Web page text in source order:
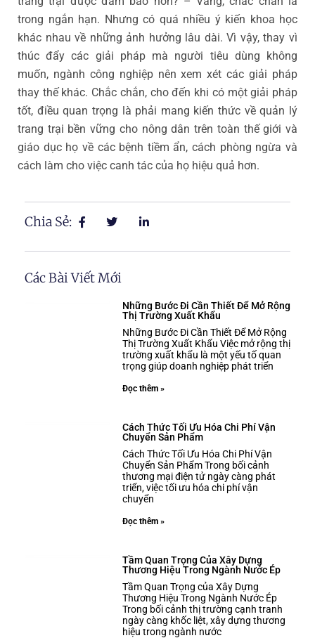
trong ngắn hạn. Nhưng có quá nhiều ý kiến khoa học
khác nhau về những ảnh hưởng lâu dài. Vì vậy, thay vì
thúc đẩy các giải pháp mà người tiêu dùng không
muốn, ngành công nghiệp nên xem xét các giải pháp
thay thế khác. Chắc chắn, cho đến khi có một giải pháp
tốt, điều quan trọng là phải mang kiến thức về quản lý
trang trại bền vững cho nông dân trên toàn thế giới và
giáo dục họ về các bệnh tiềm ẩn, cách phòng ngừa và
cách làm cho việc canh tác của họ hiệu quả hơn.
Chia Sẻ:
Các Bài Viết Mới
Những Bước Đi Cần Thiết Để Mở Rộng
Thị Trường Xuất Khẩu
Những Bước Đi Cần Thiết Để Mở Rộng
Thị Trường Xuất Khẩu Việc mở rộng thị
trường xuất khẩu là một yếu tố quan
trọng giúp doanh nghiệp phát triển
Đọc thêm »
Cách Thức Tối Ưu Hóa Chi Phí Vận
Chuyển Sản Phẩm
Cách Thức Tối Ưu Hóa Chi Phí Vận
Chuyển Sản Phẩm Trong bối cảnh
thương mại điện tử ngày càng phát
triển, việc tối ưu hóa chi phí vận
chuyển
Đọc thêm »
Tầm Quan Trọng Của Xây Dựng
Thương Hiệu Trong Ngành Nước Ép
Tầm Quan Trọng của Xây Dựng
Thương Hiệu Trong Ngành Nước Ép
Trong bối cảnh thị trường cạnh tranh
ngày càng khốc liệt, xây dựng thương
hiệu trong ngành nước